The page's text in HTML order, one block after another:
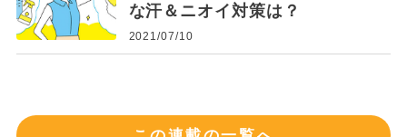
な汗＆ニオイ対策は？
2021/07/10